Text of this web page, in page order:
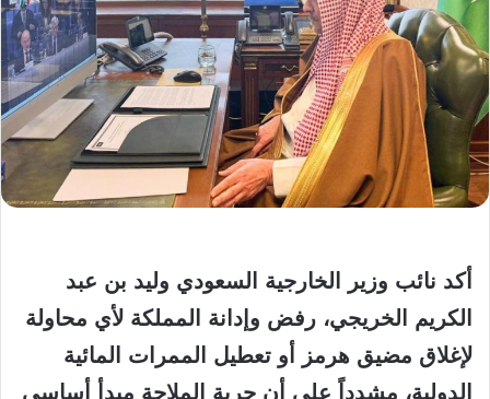
أكد نائب وزير الخارجية السعودي وليد بن عبد
الكريم الخريجي، رفض وإدانة المملكة لأي محاولة
لإغلاق مضيق هرمز أو تعطيل الممرات المائية
الدولية، مشدداً على أن حرية الملاحة مبدأ أساسي